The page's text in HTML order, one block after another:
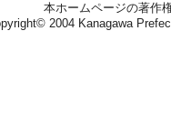
本ホームページの著作
2004 Kanagawa